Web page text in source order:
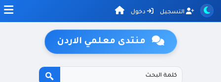
التسجيل دخول
منتدى معلمي الاردن